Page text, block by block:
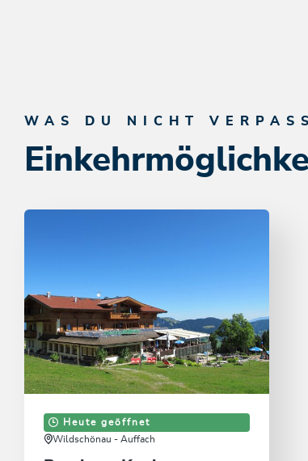
WAS DU NICHT
Heute geöffnet
Wildschönau - Auffach